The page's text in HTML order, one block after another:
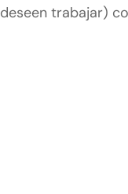
trabajar)